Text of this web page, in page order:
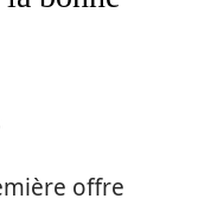
offre